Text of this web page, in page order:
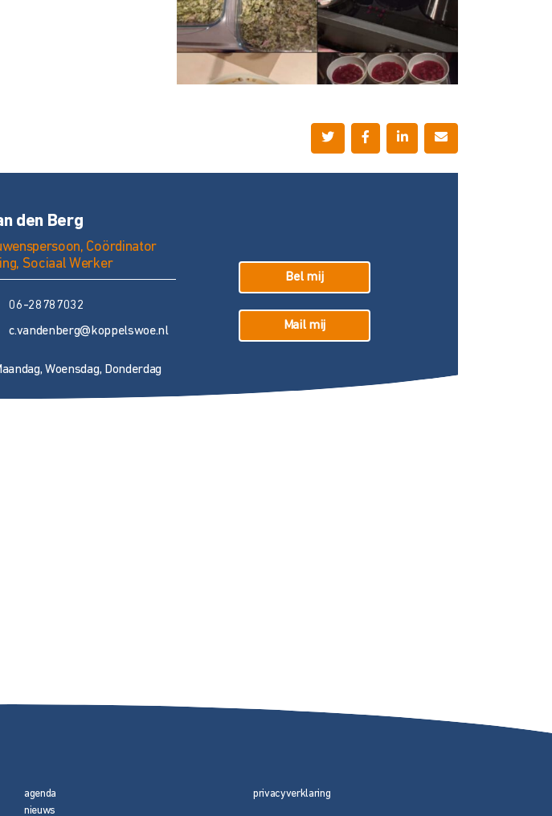
den Berg
Coördinator
Sociaal Werker
06-28787032
c.vandenberg@koppelswoe.nl
Woensdag, Donderdag
Bel mij
Mail mij
agenda
nieuws
privacyverklaring